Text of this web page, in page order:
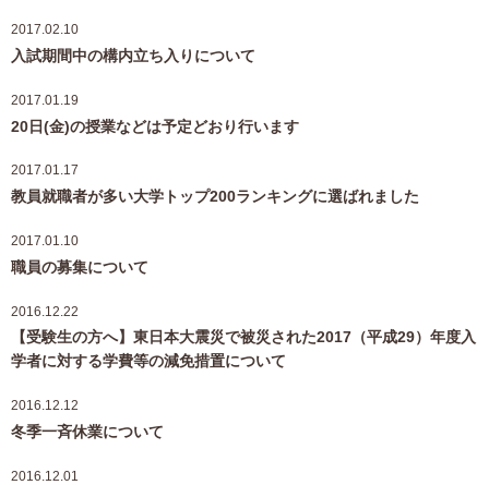
2017.02.10
入試期間中の構内立ち入りについて
2017.01.19
20日(金)の授業などは予定どおり行います
2017.01.17
教員就職者が多い大学トップ200ランキングに選ばれました
2017.01.10
職員の募集について
2016.12.22
【受験生の方へ】東日本大震災で被災された2017（平成29）年度入
学者に対する学費等の減免措置について
2016.12.12
冬季一斉休業について
2016.12.01